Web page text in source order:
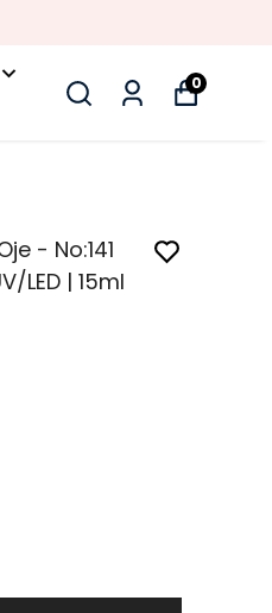
0
- No:141
LED | 15ml